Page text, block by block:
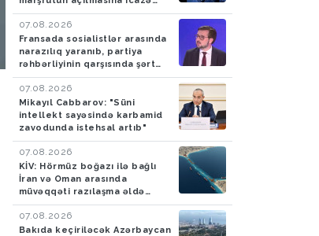
verməyəcək
07.08.2026
Fransada sosialistlər arasında
narazılıq yaranıb, partiya
rəhbərliyinin qarşısında şərt
qoyulub
07.08.2026
Mikayıl Cabbarov: "Süni
intellekt sayəsində karbamid
zavodunda istehsal artıb"
07.08.2026
KİV: Hörmüz boğazı ilə bağlı
İran və Oman arasında
müvəqqəti razılaşma əldə
olunub
07.08.2026
Bakıda keçiriləcək Azərbaycan